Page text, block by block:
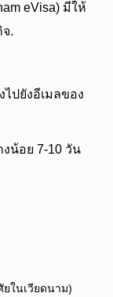
eVisa) มีให้
.
ปยังอีเมลของ
น้อย 7-10 วัน
ยในเวียดนาม)